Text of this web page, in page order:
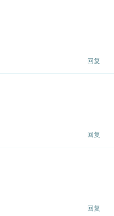
回复
回复
回复